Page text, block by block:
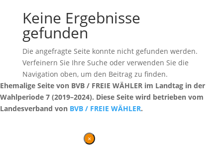
Keine Ergebnisse
gefunden
Die angefragte Seite konnte nicht gefunden werden.
Verfeinern Sie Ihre Suche oder verwenden Sie die
Navigation oben, um den Beitrag zu finden.
Ehemalige Seite von BVB / FREIE WÄHLER im Landtag in der
Wahlperiode 7 (2019–2024). Diese Seite wird betrieben vom
Landesverband von BVB / FREIE WÄHLER.
×